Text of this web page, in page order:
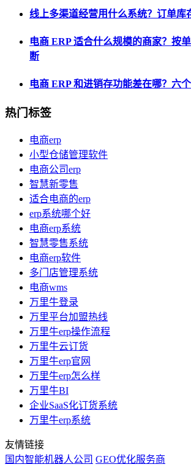
线上多渠道经营用什么系统？订单库
电商 ERP 适合什么规模的商家？按
断
电商 ERP 和进销存功能差在哪？六
热门标签
电商erp
小型仓储管理软件
电商公司erp
智慧新零售
适合电商的erp
erp系统哪个好
电商erp系统
智慧零售系统
电商erp软件
多门店管理系统
电商wms
万里牛登录
万里平台加盟热线
万里牛erp操作流程
万里牛云订货
万里牛erp官网
万里牛erp怎么样
万里牛BI
企业SaaS化订货系统
万里牛erp系统
友情链接
国内智能机器人公司 GEO优化服务商